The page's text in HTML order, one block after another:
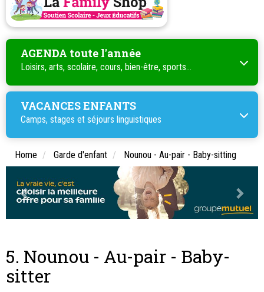
AGENDA toute l'année
Loisirs, arts, scolaire, cours, bien-être, sports...
VACANCES ENFANTS
Camps, stages et séjours linguistiques
Home Garde d'enfant Nounou - Au-pair - Baby-sitting
5. Nounou - Au-pair - Baby-
sitter